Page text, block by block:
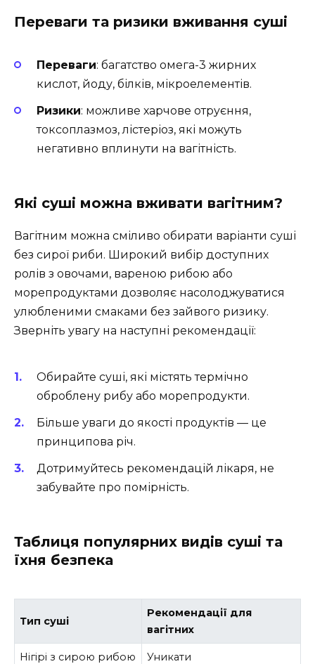
Переваги та ризики вживання суші
Переваги: багатство омега-3 жирних
кислот, йоду, білків, мікроелементів.
Ризики: можливе харчове отруєння,
токсоплазмоз, лістеріоз, які можуть
негативно вплинути на вагітність.
Які суші можна вживати вагітним?
Вагітним можна сміливо обирати варіанти суші
без сирої риби. Широкий вибір доступних
ролів з овочами, вареною рибою або
морепродуктами дозволяє насолоджуватися
улюбленими смаками без зайвого ризику.
Зверніть увагу на наступні рекомендації:
Обирайте суші, які містять термічно
оброблену рибу або морепродукти.
Більше уваги до якості продуктів — це
принципова річ.
Дотримуйтесь рекомендацій лікаря, не
забувайте про помірність.
Таблиця популярних видів суші та
їхня безпека
Тип суші
Рекомендації для
вагітних
Нігірі з сирою рибою Уникати